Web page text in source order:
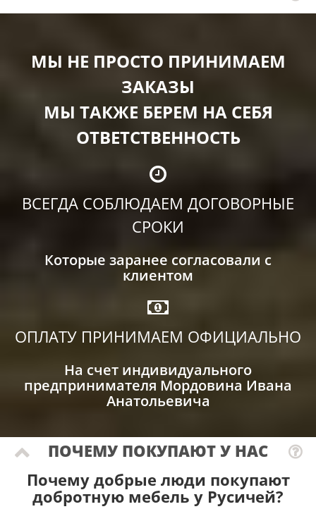
МЫ НЕ ПРОСТО ПРИНИМАЕМ
ЗАКАЗЫ
МЫ ТАКЖЕ БЕРЕМ НА СЕБЯ
ОТВЕТСТВЕННОСТЬ
ВСЕГДА СОБЛЮДАЕМ ДОГОВОРНЫЕ
СРОКИ
Которые заранее согласовали с
клиентом
ОПЛАТУ ПРИНИМАЕМ ОФИЦИАЛЬНО
На счет индивидуального
предпринимателя Мордовина Ивана
Анатольевича
ПОЧЕМУ ПОКУПАЮТ У НАС
Почему добрые люди покупают
добротную мебель у Русичей?